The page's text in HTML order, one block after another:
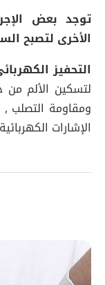
توجد بعض
الأخرى لتصبح
التحفيز
لتسكين الألم
ومقاومة التصلب
الإشارات